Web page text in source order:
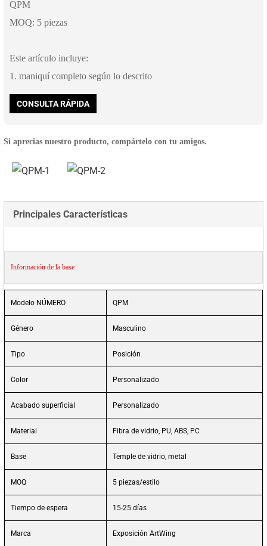
QPM
MOQ: 5 piezas
Este artículo incluye:
1. maniquí completo según lo descrito
CONSULTA RÁPIDA
Si aprecias nuestro producto, compártelo con tu amigos.
Principales Características
Información de la base
Modelo NÚMERO QPM
Género Masculino
Tipo Posición
Color Personalizado
Acabado superficial Personalizado
Material Fibra de vidrio, PU, ABS, PC
Base Temple de vidrio, metal
MOQ 5 piezas/estilo
Tiempo de espera 15-25 días
Marca Exposición ArtWing